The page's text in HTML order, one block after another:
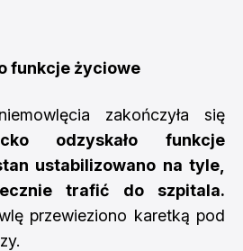
funkcje życiowe
zakończyła się
odzyskało funkcje
ustabilizowano na tyle,
trafić do szpitala.
przewieziono karetką pod